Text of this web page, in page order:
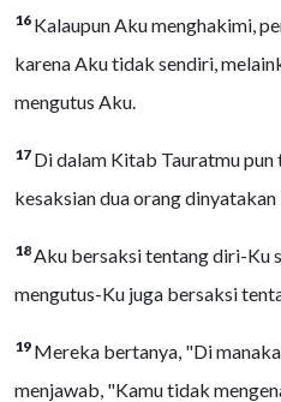
16 Kalaupun Aku menghakimi,
karena Aku tidak sendiri,
mengutus Aku.
17 Di dalam Kitab Tauratmu
kesaksian dua orang dinyatakan
18Aku bersaksi tentang diri-Ku
mengutus-Ku juga bersaksi
19 Mereka bertanya, "Di
menjawab, "Kamu tidak